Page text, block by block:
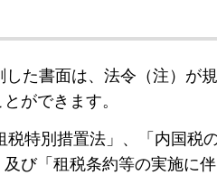
た書面は、法令（注）が
ができます。
税特別措置法」、「内国
び「租税条約等の実施に